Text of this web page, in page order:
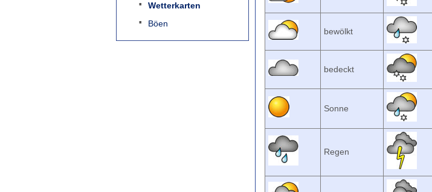
Wetterkarten
Böen
bewölkt
bedeckt
Sonne
Regen